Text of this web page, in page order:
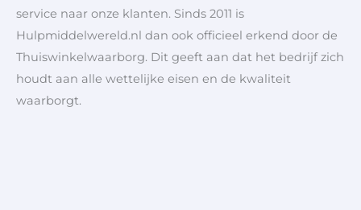
service naar onze klanten. Sinds 2011 is
Hulpmiddelwereld.nl dan ook officieel erkend door de
Thuiswinkelwaarborg. Dit geeft aan dat het bedrijf zich
houdt aan alle wettelijke eisen en de kwaliteit
waarborgt.